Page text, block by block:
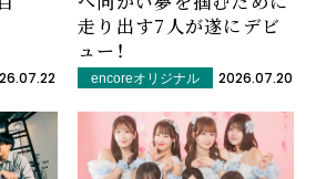
走り出す7人が遂にデビ
ュー！
encoreオリジナル 2026.07.20